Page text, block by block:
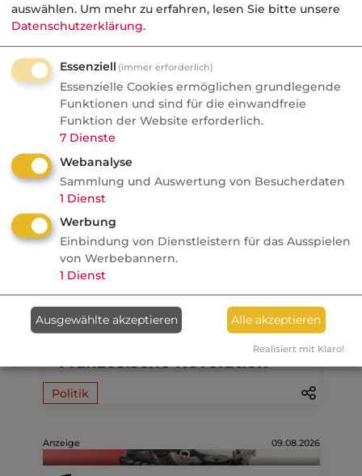
Kategorie: Unfallversicherung, privat
Aktuelle
FONDS professionell
Studie: Ungleiche
Besteuerung begünstigte
Französische Revolution
Politik
Anzeige 09.08.2026
auswählen. Um mehr zu erfahren, lesen Sie bitte unsere
Datenschutzerklärung.
Essenziell (immer erforderlich)
Essenzielle Cookies ermöglichen grundlegende
Funktionen und sind für die einwandfreie
Funktion der Website erforderlich.
7 Dienste
Webanalyse
Sammlung und Auswertung von Besucherdaten
1 Dienst
Werbung
Einbindung von Dienstleistern für das Ausspielen
von Werbebannern.
1 Dienst
Ausgewählte akzeptieren Alle akzeptieren
Realisiert mit Klaro!